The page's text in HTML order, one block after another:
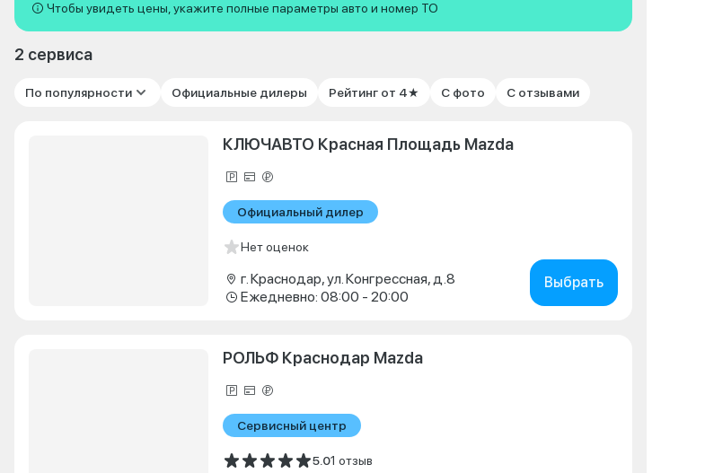
Чтобы увидеть цены, укажите полные параметры авто и номер ТО
2 сервиса
По популярности Официальные дилеры Рейтинг от 4★ С фото С отзывами
КЛЮЧАВТО Красная Площадь Mazda
Официальный дилер
Нет оценок
г. Краснодар, ул. Конгрессная, д.8
Ежедневно: 08:00 - 20:00
Выбрать
РОЛЬФ Краснодар Mazda
Сервисный центр
5.01 отзыв